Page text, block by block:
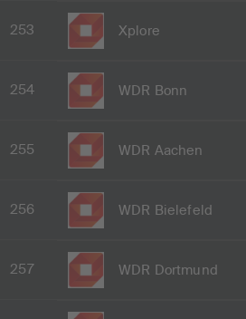
253 Xplore
254 WDR Bonn
255 WDR Aachen
256 WDR Bielefeld
257 WDR Dortmund